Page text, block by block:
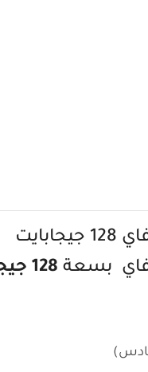
128 جيجابايت